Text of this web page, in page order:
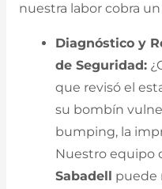
nuestra labor cobra
Diagnóstico y
de Seguridad:
que revisó el
su bombín
bumping, la
Nuestro equipo
Sabadell puede